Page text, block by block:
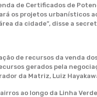
de Certificados de
os projetos urbanísticos
da cidade”, disse a
de recursos da venda
gerados pela
da Matriz, Luiz
ao longo da Linha